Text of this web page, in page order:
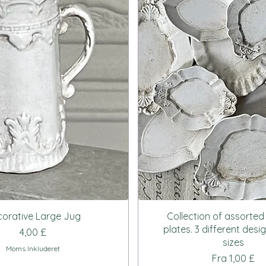
HurtigvisningLarge Jug
Pris
4,00 £
Moms Inkluderet
Hurtigvisning
Collection of assorted
plates. 3 different
sizes
Fra 1,00 £
Salgspris